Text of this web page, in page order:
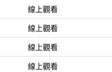
線上觀看
線上觀看
線上觀看
線上觀看